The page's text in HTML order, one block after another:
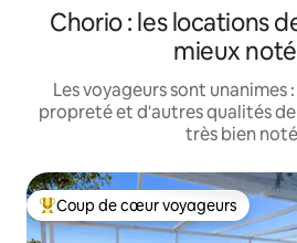
Chorio : les locations
mieux
Les voyageurs sont unanimes
propreté et d'autres qualités
très bien
Coup de cœur voyageurs parmi les
Coup de cœur voyageurs